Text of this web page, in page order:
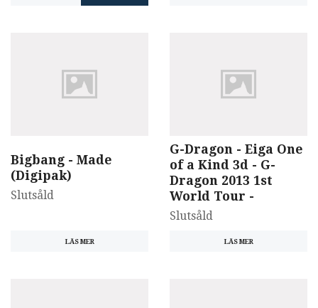
Bigbang - Made
(Digipak)
Slutsåld
LÄS MER
G-Dragon - Eiga One
of a Kind 3d - G-
Dragon 2013 1st
World Tour -
Slutsåld
LÄS MER